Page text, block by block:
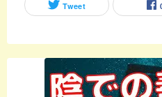
Tweet